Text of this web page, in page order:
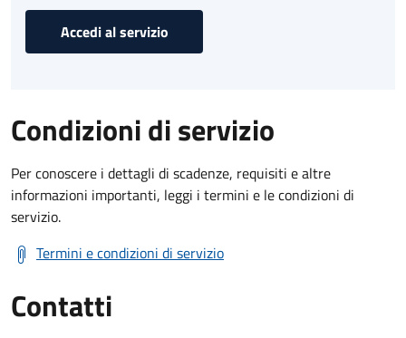
Accedi al servizio
Condizioni di servizio
Per conoscere i dettagli di scadenze, requisiti e altre
informazioni importanti, leggi i termini e le condizioni di
servizio.
Termini e condizioni di servizio
Contatti